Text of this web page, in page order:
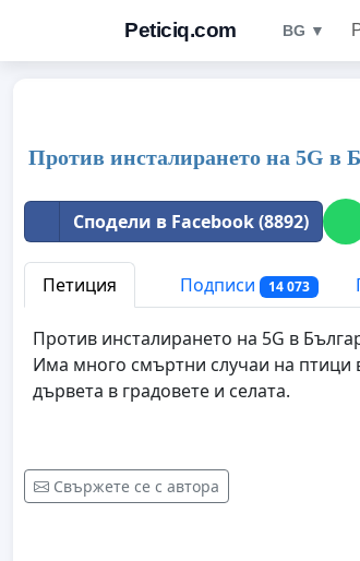
Peticiq.com BG ▼
Против инсталирането на 5G в
Сподели в Facebook (8892)
Петиция Подписи 14 073
Против инсталирането на 5G в
Има много смъртни случаи на птици
дървета в градовете и селата.
Свържете се с автора